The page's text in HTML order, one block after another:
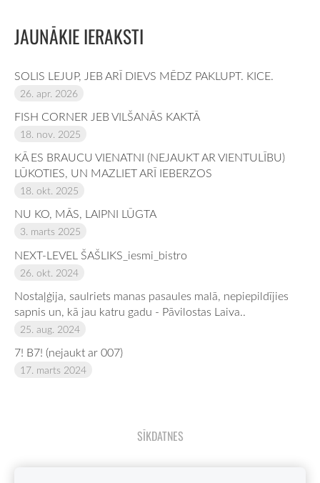
JAUNĀKIE IERAKSTI
SOLIS LEJUP, JEB ARĪ DIEVS MĒDZ PAKLUPT. KICE.
26. apr. 2026
FISH CORNER JEB VILŠANĀS KAKTĀ
18. nov. 2025
KĀ ES BRAUCU VIENATNI (NEJAUKT AR VIENTULĪBU)
LŪKOTIES, UN MAZLIET ARĪ IEBERZOS
18. okt. 2025
NU KO, MĀS, LAIPNI LŪGTA
3. marts 2025
NEXT-LEVEL ŠAŠLIKS_iesmi_bistro
26. okt. 2024
Nostaļģija, saulriets manas pasaules malā, nepiepildījies
sapnis un, kā jau katru gadu - Pāvilostas Laiva..
25. aug. 2024
7! B7! (nejaukt ar 007)
17. marts 2024
SĪKDATNES